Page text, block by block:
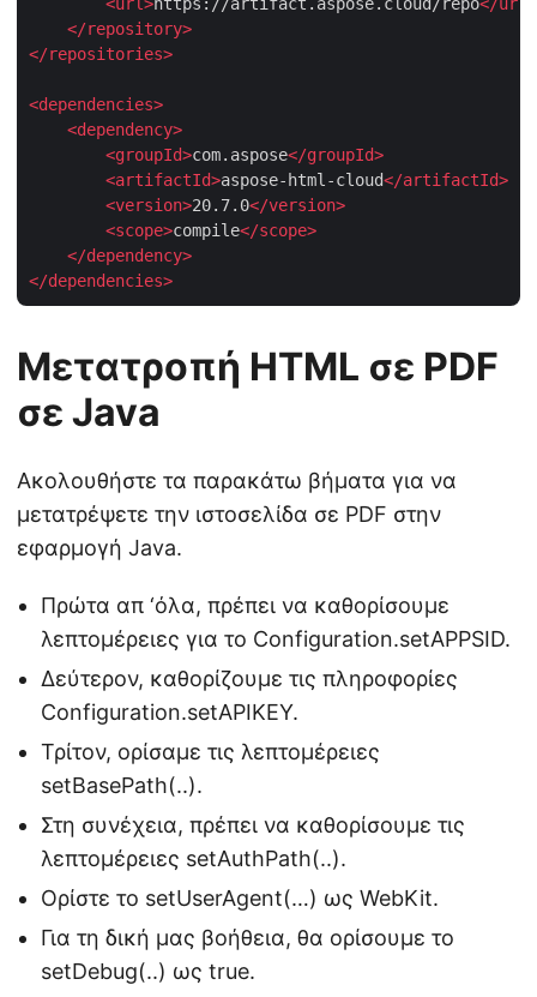
</repository>
</repositories>
<dependencies>
<dependency>
<groupId>com.aspose</groupId>
<artifactId>aspose-html-cloud</artifactId>
<version>20.7.0</version>
<scope>compile</scope>
</dependency>
</dependencies>
Μετατροπή HTML σε PDF
σε Java
Ακολουθήστε τα παρακάτω βήματα για να
μετατρέψετε την ιστοσελίδα σε PDF στην
εφαρμογή Java.
Πρώτα απ ‘όλα, πρέπει να καθορίσουμε
λεπτομέρειες για το Configuration.setAPPSID.
Δεύτερον, καθορίζουμε τις πληροφορίες
Configuration.setAPIKEY.
Τρίτον, ορίσαμε τις λεπτομέρειες
setBasePath(..).
Στη συνέχεια, πρέπει να καθορίσουμε τις
λεπτομέρειες setAuthPath(..).
Ορίστε το setUserAgent(…) ως WebKit.
Για τη δική μας βοήθεια, θα ορίσουμε το
setDebug(..) ως true.